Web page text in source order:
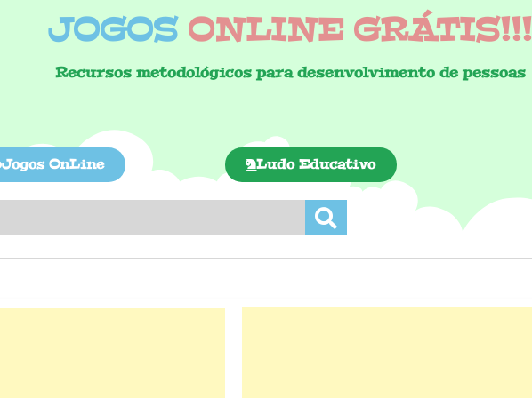
JOGOS ONLINE GRÁTIS!!!
Recursos metodológicos para desenvolvimento de pessoas
Jogos OnLine Ludo Educativo